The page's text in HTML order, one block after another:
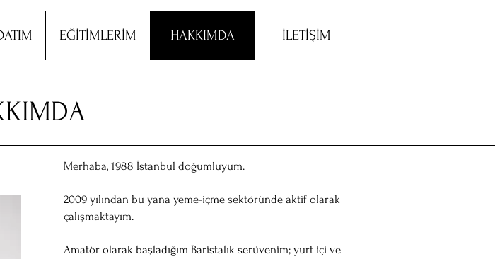
EĞİTİMLERİM HAKKIMDA İLETİŞİM
Merhaba, 1988 İstanbul doğumluyum.
2009 yılından bu yana yeme-içme sektöründe aktif olarak
çalışmaktayım.
Amatör olarak başladığım Baristalık serüvenim; yurt içi ve